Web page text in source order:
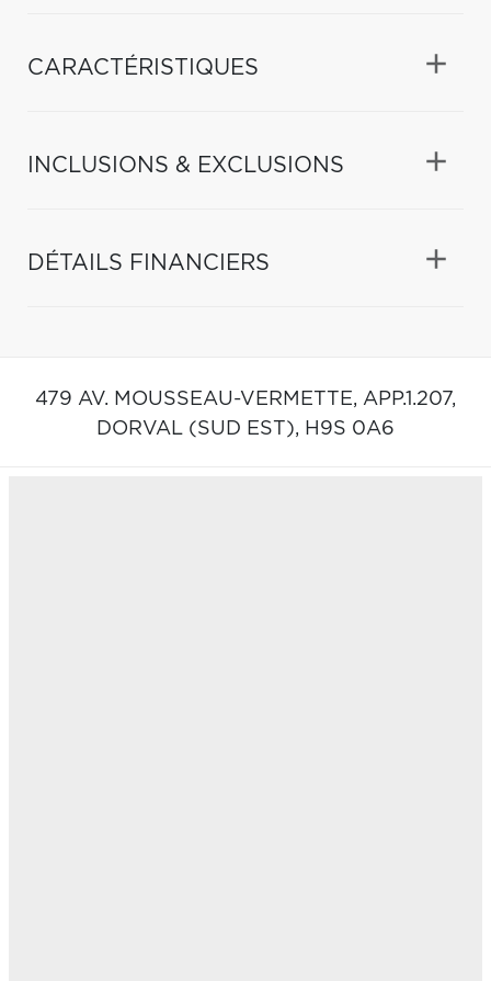
CARACTÉRISTIQUES
INCLUSIONS & EXCLUSIONS
DÉTAILS FINANCIERS
479 AV. MOUSSEAU-VERMETTE, APP.1.207,
DORVAL (SUD EST), H9S 0A6